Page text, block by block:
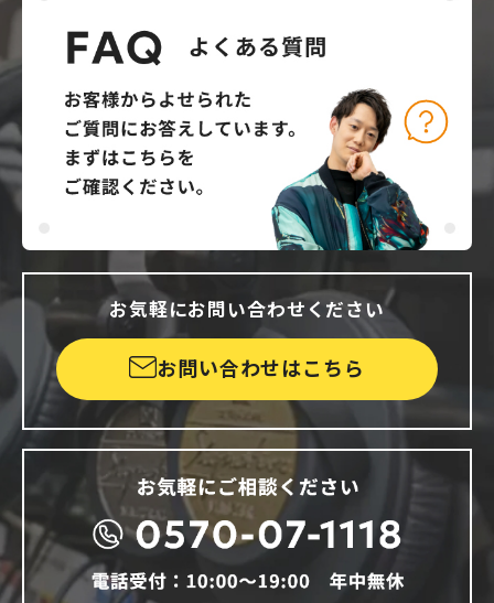
お気軽にお問い合わせください
お問い合わせはこちら